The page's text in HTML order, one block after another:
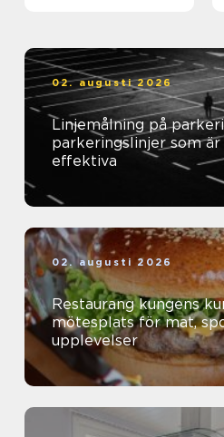
02. augusti 2026
Linjemålning på
parkeringslinjer som
effektiva
02. augusti 2026
Restaurang kungens kurva en
mötesplats för mat,
upplevelser